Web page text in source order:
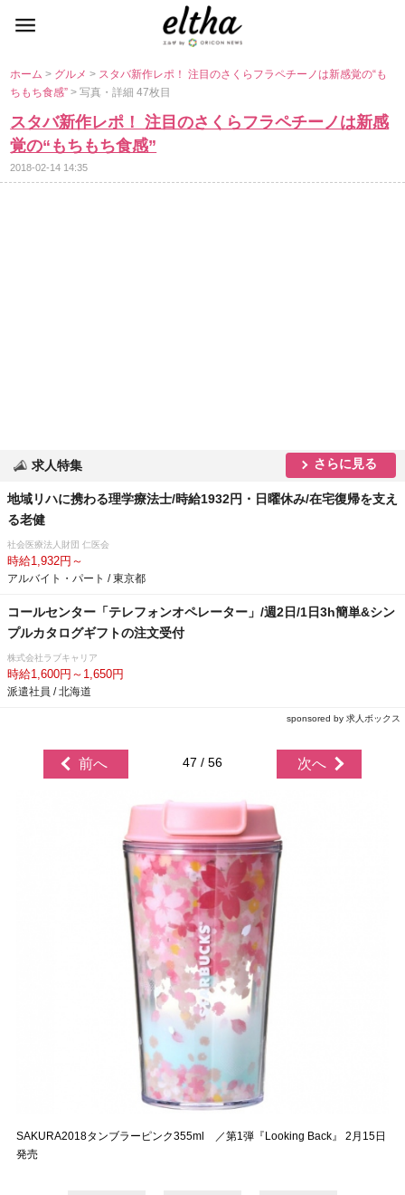
ホーム> グルメ> スタバ新作レポ！ 注目のさくらフラペチーノは新感覚の“も
ちもち食感”> 写真・詳細 47枚目
スタバ新作レポ！ 注目のさくらフラペチーノは新感
覚の“もちもち食感”
2018-02-14 14:35
求人特集 さらに見る
地域リハに携わる理学療法士/時給1932円・日曜休み/在宅復帰を支え
る老健
社会医療法人財団 仁医会
時給1,932円～
アルバイト・パート / 東京都
コールセンター「テレフォンオペレーター」/週2日/1日3h簡単&シン
プルカタログギフトの注文受付
株式会社ラブキャリア
時給1,600円～1,650円
派遣社員 / 北海道
sponsored by 求人ボックス
前へ 47 / 56 次へ
SAKURA2018タンブラーピンク355ml ／第1弾『Looking Back』 2月15日
発売